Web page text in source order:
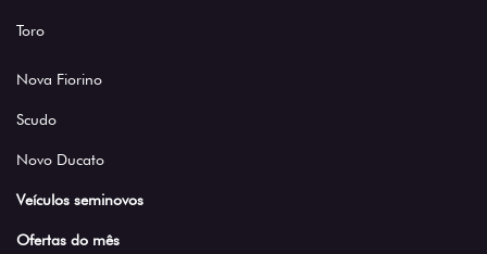
Toro
Nova Fiorino
Scudo
Novo Ducato
Veículos seminovos
Ofertas do mês